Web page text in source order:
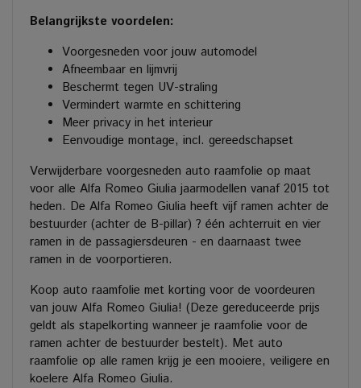
Belangrijkste voordelen:
Voorgesneden voor jouw automodel
Afneembaar en lijmvrij
Beschermt tegen UV-straling
Vermindert warmte en schittering
Meer privacy in het interieur
Eenvoudige montage, incl. gereedschapset
Verwijderbare voorgesneden auto raamfolie op maat
voor alle Alfa Romeo Giulia jaarmodellen vanaf 2015 tot
heden. De Alfa Romeo Giulia heeft vijf ramen achter de
bestuurder (achter de B-pillar) ? één achterruit en vier
ramen in de passagiersdeuren - en daarnaast twee
ramen in de voorportieren.
Koop auto raamfolie met korting voor de voordeuren
van jouw Alfa Romeo Giulia! (Deze gereduceerde prijs
geldt als stapelkorting wanneer je raamfolie voor de
ramen achter de bestuurder bestelt). Met auto
raamfolie op alle ramen krijg je een mooiere, veiligere en
koelere Alfa Romeo Giulia.